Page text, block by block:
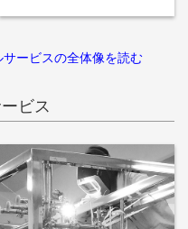
ービスの全体像を読む
ビス